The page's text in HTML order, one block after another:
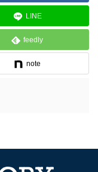
LINE
feedly
note